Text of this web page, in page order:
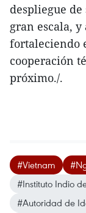
despliegue
gran escala,
fortaleciendo
cooperación
próximo./.
#Vietnam
#Instituto Indio
#Autoridad de